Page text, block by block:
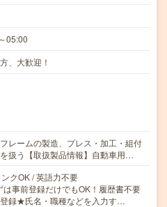
05:00
、大歓迎！
レームの製造、プレス・加工・組付
扱う【取扱製品情報】自動車用…
クOK / 英語力不要
事前登録だけでもOK！履歴書不要
録★氏名・職種などを入力す…